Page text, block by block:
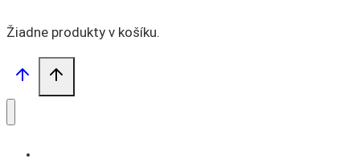
Žiadne produkty v košíku.